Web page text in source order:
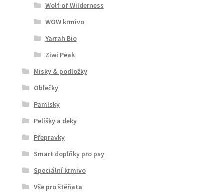
Wolf of Wilderness
WOW krmivo
Yarrah Bio
Ziwi Peak
Misky & podložky
Oblečky
Pamlsky
Pelíšky a deky
Přepravky
Smart doplňky pro psy
Speciální krmivo
Vše pro štěňata